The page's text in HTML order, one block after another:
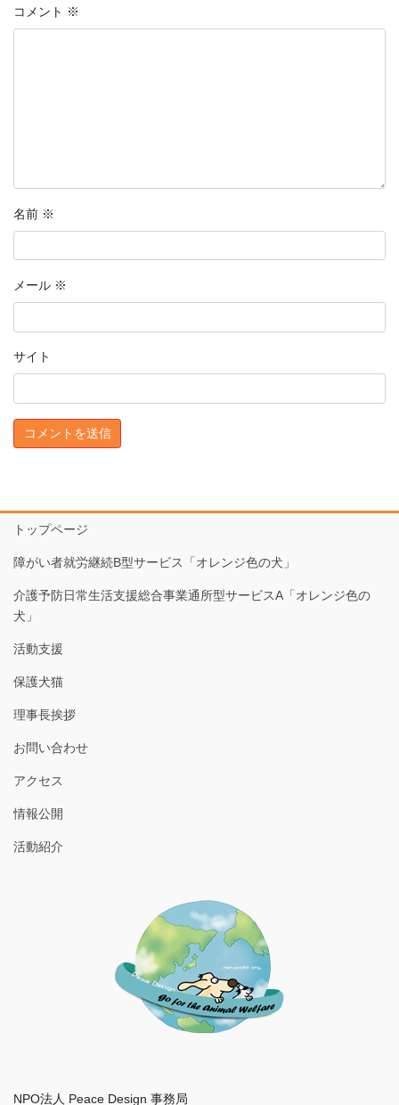
コメント ※
名前 ※
メール ※
サイト
トップページ
障がい者就労継続B型サービス「オレンジ色の犬」
介護予防日常生活支援総合事業通所型サービスA「オレンジ色の
犬」
活動支援
保護犬猫
理事長挨拶
お問い合わせ
アクセス
情報公開
活動紹介
NPO法人 Peace Design 事務局